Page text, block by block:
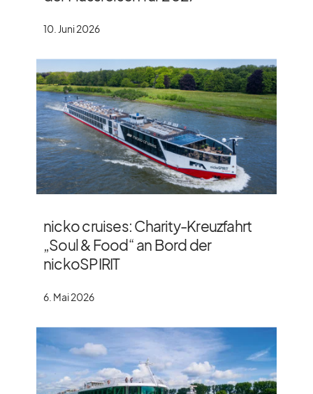
10. Juni 2026
nicko cruises: Charity-Kreuzfahrt
„Soul & Food“ an Bord der
nickoSPIRIT
6. Mai 2026